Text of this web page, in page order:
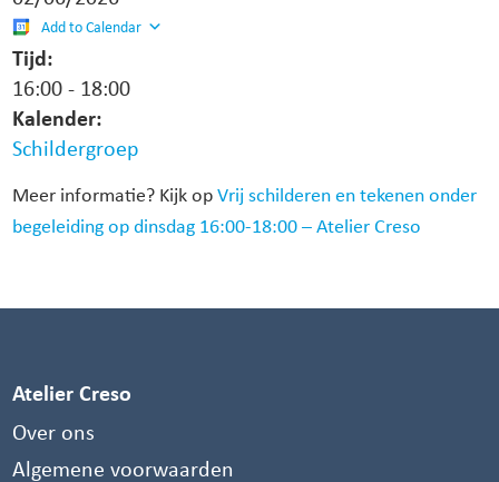
Add to Calendar
Tijd:
16:00- 18:00
Kalender:
Schildergroep
Meer informatie? Kijk opVrij schilderen en tekenen onder
begeleiding op dinsdag 16:00-18:00 – Atelier Creso
Atelier Creso
Over ons
Algemene voorwaarden